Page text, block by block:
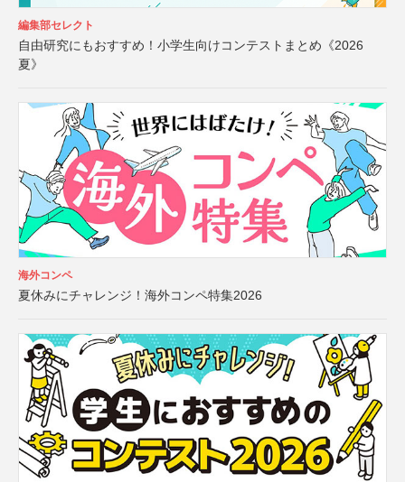
編集部セレクト
自由研究にもおすすめ！小学生向けコンテストまとめ《2026
夏》
海外コンペ
夏休みにチャレンジ！海外コンペ特集2026